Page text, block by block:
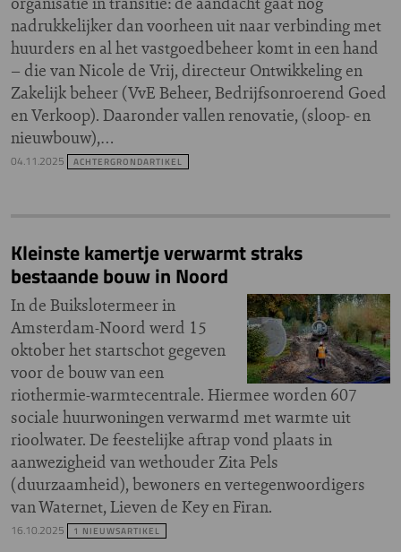
nadrukkelijker dan voorheen uit naar verbinding met
huurders en al het vastgoedbeheer komt in een hand
– die van Nicole de Vrij, directeur Ontwikkeling en
Zakelijk beheer (VvE Beheer, Bedrijfsonroerend Goed
en Verkoop). Daaronder vallen renovatie, (sloop- en
nieuwbouw),…
04.11.2025 ACHTERGRONDARTIKEL
Kleinste kamertje verwarmt straks
bestaande bouw in Noord
In de Buikslotermeer in
Amsterdam-Noord werd 15
oktober het startschot gegeven
voor de bouw van een
riothermie-warmtecentrale. Hiermee worden 607
sociale huurwoningen verwarmd met warmte uit
rioolwater. De feestelijke aftrap vond plaats in
aanwezigheid van wethouder Zita Pels
(duurzaamheid), bewoners en vertegenwoordigers
van Waternet, Lieven de Key en Firan.
16.10.2025 1 NIEUWSARTIKEL